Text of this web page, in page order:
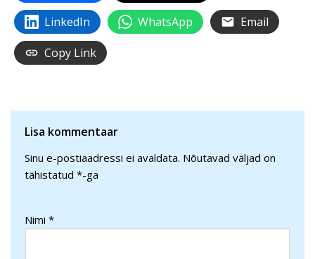
LinkedIn
WhatsApp
Email
Copy Link
Lisa kommentaar
Sinu e-postiaadressi ei avaldata. Nõutavad väljad on
tähistatud *-ga
Nimi *